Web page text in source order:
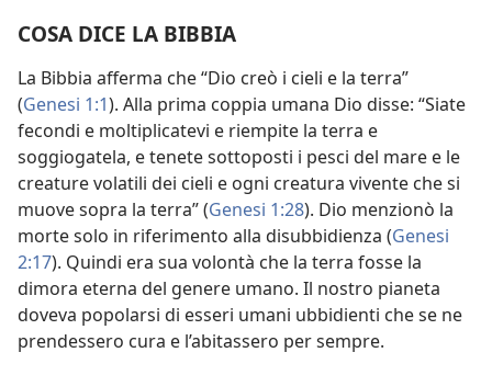
COSA DICE LA BIBBIA
La Bibbia afferma che “Dio creò i cieli e la terra”
(Genesi 1:1). Alla prima coppia umana Dio disse: “Siate
fecondi e moltiplicatevi e riempite la terra e
soggiogatela, e tenete sottoposti i pesci del mare e le
creature volatili dei cieli e ogni creatura vivente che si
muove sopra la terra” (Genesi 1:28). Dio menzionò la
morte solo in riferimento alla disubbidienza (Genesi
2:17). Quindi era sua volontà che la terra fosse la
dimora eterna del genere umano. Il nostro pianeta
doveva popolarsi di esseri umani ubbidienti che se ne
prendessero cura e l’abitassero per sempre.